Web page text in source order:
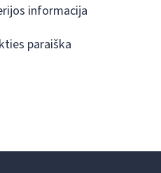
informacija
paraiška